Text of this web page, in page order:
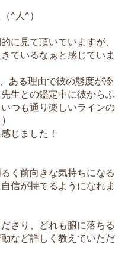
^人^）
に見て頂いていますが、
ているなぁと感じていま
ある理由で彼の態度が冷
生との鑑定中に彼からふ
つも通り楽しいラインの
じました！
く前向きな気持ちになる
信が持てるようになれま
さり、どれも腑に落ちる
など詳しく教えていただ